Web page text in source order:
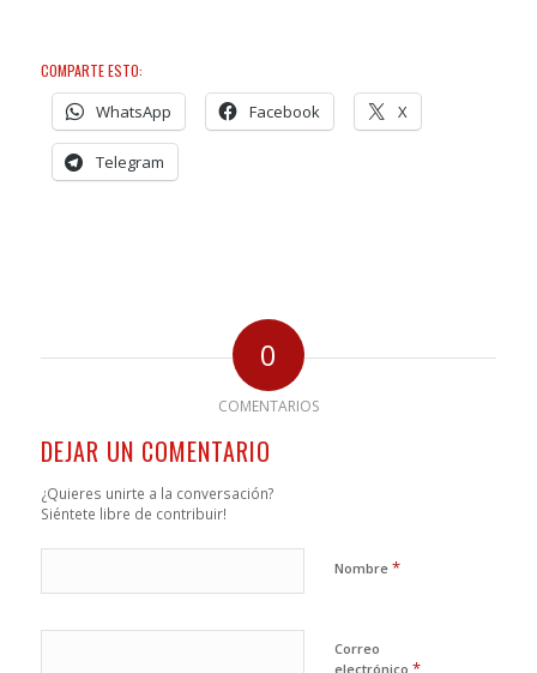
COMPARTE ESTO:
WhatsApp Facebook X
Telegram
0
COMENTARIOS
DEJAR UN COMENTARIO
¿Quieres unirte a la conversación?
Siéntete libre de contribuir!
Nombre *
Correo
electrónico *